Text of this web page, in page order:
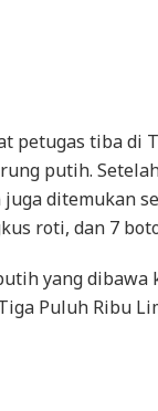
petugas tiba di
putih.
ditemukan
roti, dan 7
yang
Puluh Ribu